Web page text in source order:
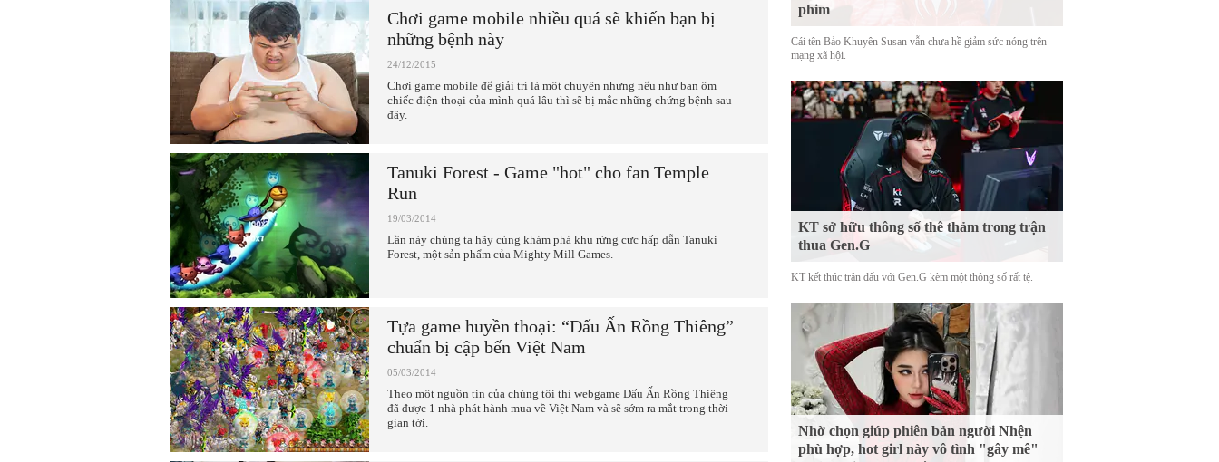
Chơi game mobile nhiều quá sẽ khiến bạn bị
những bệnh này
24/12/2015
Chơi game mobile để giải trí là một chuyện nhưng nếu như bạn ôm
chiếc điện thoại của mình quá lâu thì sẽ bị mắc những chứng bệnh sau
đây.
Tanuki Forest - Game "hot" cho fan Temple
Run
19/03/2014
Lần này chúng ta hãy cùng khám phá khu rừng cực hấp dẫn Tanuki
Forest, một sản phẩm của Mighty Mill Games.
Tựa game huyền thoại: “Dấu Ấn Rồng Thiêng”
chuẩn bị cập bến Việt Nam
05/03/2014
Theo một nguồn tin của chúng tôi thì webgame Dấu Ấn Rồng Thiêng
đã được 1 nhà phát hành mua về Việt Nam và sẽ sớm ra mắt trong thời
gian tới.
phim
Cái tên Bảo Khuyên Susan vẫn chưa hề giảm sức nóng trên
mạng xã hội.
KT sở hữu thông số thê thảm trong trận
thua Gen.G
KT kết thúc trận đấu với Gen.G kèm một thông số rất tệ.
Nhờ chọn giúp phiên bản người Nhện
phù hợp, hot girl này vô tình "gây mê"